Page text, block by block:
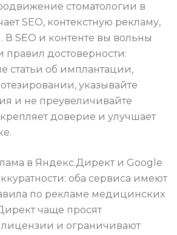
стоматологии в
SEO, контекстную рекламу,
В SEO и контенте вы вольны
достоверности:
статьи об имплантации,
указывайте
и не преувеличивайте
доверие и улучшает
в Яндекс.Директ и Google
оба сервиса имеют
по рекламе медицинских
чаще просят
и ограничивают